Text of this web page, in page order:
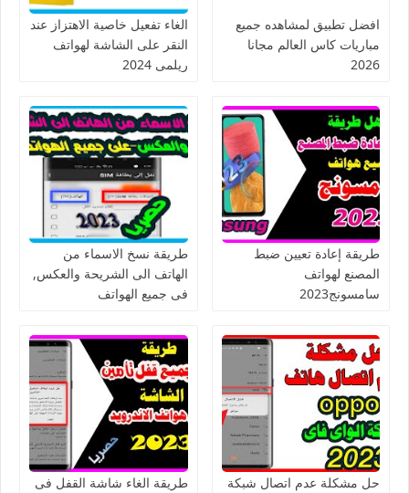
افضل تطبيق لمشاهده جميع
مباريات كاس العالم مجانا
2026
الغاء تفعيل خاصية الاهتزاز عند
النقر على الشاشة لهواتف
ريلمى 2024
طريقة إعادة تعيين ضبط
المصنع لهواتف
سامسونج2023
طريقة نسخ الاسماء من
الهاتف الى الشريحة والعكس,
فى جميع الهواتف
حل مشكلة عدم اتصال شبكة
طريقة الغاء شاشة القفل فى